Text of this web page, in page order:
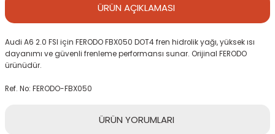
ÜRÜN AÇIKLAMASI
Audi A6 2.0 FSI için FERODO FBX050 DOT4 fren hidrolik yağı, yüksek ısı
dayanımı ve güvenli frenleme performansı sunar. Orijinal FERODO
ürünüdür.
Ref. No: FERODO-FBX050
ÜRÜN YORUMLARI